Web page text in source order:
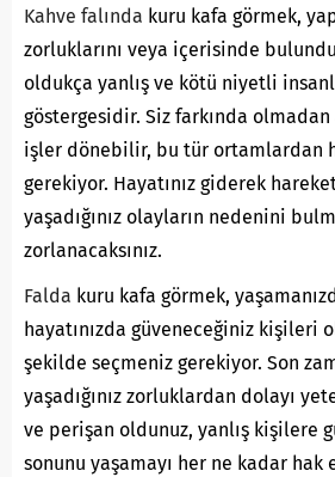
Kahve falında kuru kafa görmek,
zorluklarını veya içerisinde
oldukça yanlış ve kötü niyetli
göstergesidir. Siz farkında olmadan
işler dönebilir, bu tür ortamlardan
gerekiyor. Hayatınız giderek
yaşadığınız olayların nedenini
zorlanacaksınız.
Falda kuru kafa görmek,
hayatınızda güveneceğiniz kişileri
şekilde seçmeniz gerekiyor. Son
yaşadığınız zorluklardan dolayı
ve perişan oldunuz, yanlış kişilere
sonunu yaşamayı her ne kadar hak